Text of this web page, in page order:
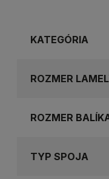
KATEGÓRIA
ROZMER
ROZMER
TYP SPOJA